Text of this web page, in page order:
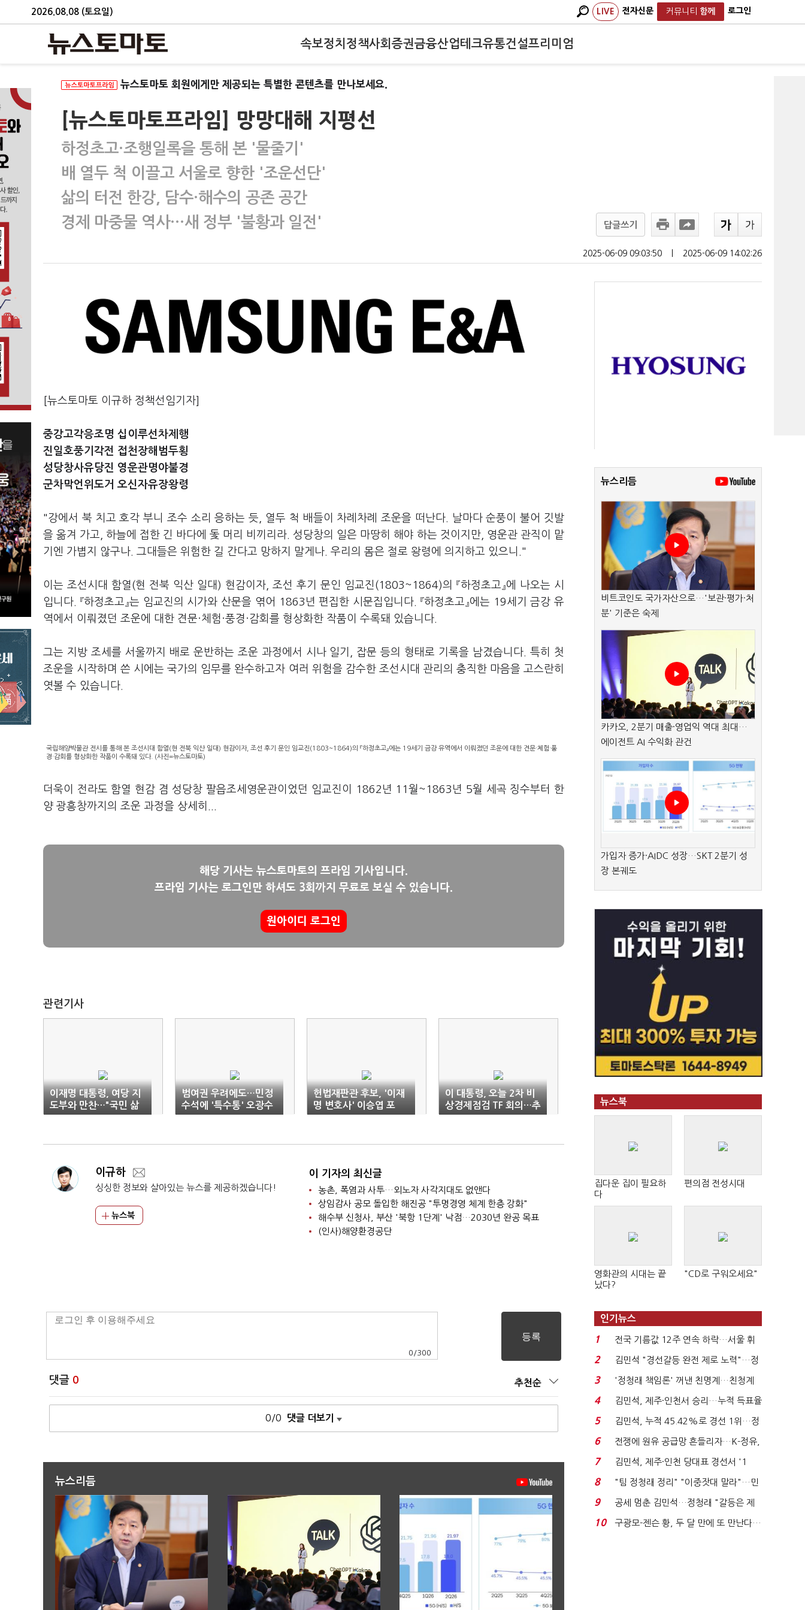
2026.08.08 (토요일) LIVE 전자신문 커뮤니티 함께 로그인
속보정치 정책사회 증권금융산업테크유통건설프리미엄
뉴스토마토 회원에게만 제공되는 특별한 콘텐츠를 만나보세요.
[뉴스토마토프라임] 망망대해 지평선
하정초고·조행일록을 통해 본 '물줄기'
배 열두 척 이끌고 서울로 향한 '조운선단'
삶의 터전 한강, 담수·해수의 공존 공간
경제 마중물 역사…새 정부 '불황과 일전'
답글쓰기
2025-06-09 09:03:50 2025-06-09 14:02:26
[뉴스토마토 이규하 정책선임기자]
중강고각응조명 십이루선차제행
진일호풍기각전 접천장해범두횡
성당창사유당진 영운관명야불경
군차막언위도거 오신자유장왕령
"강에서 북 치고 호각 부니 조수 소리 응하는 듯, 열두 척 배들이 차례차례 조운을 떠난다. 날마다 순풍이 불어 깃발
을 옮겨 가고, 하늘에 접한 긴 바다에 돛 머리 비끼리라. 성당창의 일은 마땅히 해야 하는 것이지만, 영운관 관직이 맡
기엔 가볍지 않구나. 그대들은 위험한 길 간다고 망하지 말게나. 우리의 몸은 절로 왕령에 의지하고 있으니."
이는 조선시대 함열(현 전북 익산 일대) 현감이자, 조선 후기 문인 임교진(1803~1864)의 『하정초고』에 나오는 시
입니다. 『하정초고』는 임교진의 시가와 산문을 엮어 1863년 편집한 시문집입니다. 『하정초고』에는 19세기 금강 유
역에서 이뤄졌던 조운에 대한 견문·체험·풍경·감회를 형상화한 작품이 수록돼 있습니다.
그는 지방 조세를 서울까지 배로 운반하는 조운 과정에서 시나 일기, 잡문 등의 형태로 기록을 남겼습니다. 특히 첫
조운을 시작하며 쓴 시에는 국가의 임무를 완수하고자 여러 위험을 감수한 조선시대 관리의 충직한 마음을 고스란히
엿볼 수 있습니다.
국립해양박물관 전시를 통해 본 조선시대 함열(현 전북 익산 일대) 현감이자, 조선 후기 문인 임교진(1803~1864)의 『하정초고』에는 19세기 금강 유역에서 이뤄졌던 조운에 대한 견문·체험·풍
경·감회를 형상화한 작품이 수록돼 있다. (사진=뉴스토마토)
더욱이 전라도 함열 현감 겸 성당창 팔읍조세영운관이었던 임교진이 1862년 11월~1863년 5월 세곡 징수부터 한
양 광흥창까지의 조운 과정을 상세히...
해당 기사는 뉴스토마토의 프라임 기사입니다.
프라임 기사는 로그인만 하셔도 3회까지 무료로 보실 수 있습니다.
원아이디 로그인
관련기사
이재명 대통령, 여당 지
도부와 만찬…"국민 삶
나아지는 게 진정한 성
범여권 우려에도…민정
수석에 '특수통' 오광수
(종합)
헌법재판관 후보, '이재
명 변호사' 이승엽 포
함…"이해충돌 이해 안
이 대통령, 오늘 2차 비
상경제점검 TF 회의…추
경 규모·일정 논의
이규하
싱싱한 정보와 살아있는 뉴스를 제공하겠습니다!
뉴스북
이 기자의 최신글
농촌, 폭염과 사투…외노자 사각지대도 없앤다
상임감사 공모 돌입한 해진공 "투명경영 체계 한층 강화"
해수부 신청사, 부산 '북항 1단계' 낙점…2030년 완공 목표
(인사)해양환경공단
0 /300
댓글 0 추천순
0/0 댓글 더보기
뉴스리듬
뉴스리듬
비트코인도 국가자산으로…'보관·평가·처
분' 기준은 숙제
카카오, 2분기 매출·영업익 역대 최대…
에이전트 AI 수익화 관건
가입자 증가·AIDC 성장…SKT 2분기 성
장 본궤도
뉴스북
집다운 집이 필요하
다
편의점 전성시대
영화관의 시대는 끝
났다?
"CD로 구워오세요"
인기뉴스
1
전국 기름값 12주 연속 하락…서울 휘
발윳값 1909원...
2
김민석 "경선갈등 완전 제로 노력"…정
청래 "반명 공세 사...
3
'정청래 책임론' 꺼낸 친명계…친청계
는 추가투표 때리기...
4
김민석, 제주·인천서 승리…누적 득표율
'1위 탈환'(종합)...
5
김민석, 누적 45.42%로 경선 1위…정
청래와 격차 0.86%p(...
6
전쟁에 원유 공급망 흔들리자…K-정유,
에너지안보 핵심...
7
김민석, 제주·인천 당대표 경선서 '1
위'(1보)...
8
"팀 정청래 정리" "이중잣대 말라"…민
주 최고위원 계파 다...
9
공세 멈춘 김민석…정청래 "갈등은 제
가 수습"
10
구광모-젠슨 황, 두 달 만에 또 만난다…